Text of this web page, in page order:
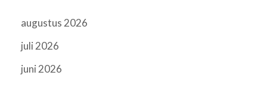
augustus 2026
juli 2026
juni 2026